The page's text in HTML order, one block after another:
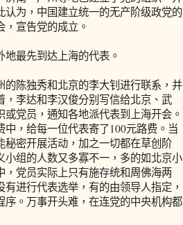
为，中国建立统一的无产阶级政党的
宣告党的成立。
最先到达上海的代表。
陈独秀和北京的李大钊进行联系，并
李达和李汉俊分别写信给北京、武
党员，通知各地派代表到上海开会。
，给每一位代表寄了100元路费。当
密开展活动，加之一切都在草创阶
组的人数又多寡不一，多的如北京小
党员实际上只有施存统和周佛海两
进行代表选举，有的由领导人指定，
。万事开头难，在连党的中央机构都